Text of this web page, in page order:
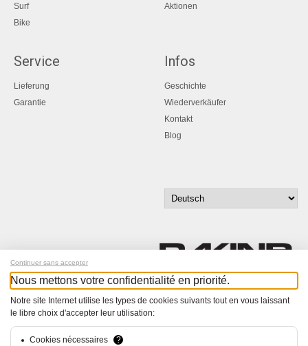
Surf
Bike
Aktionen
Service
Lieferung
Garantie
Infos
Geschichte
Wiederverkäufer
Kontakt
Blog
© Bucher+Walt 2011-2026
Continuer sans accepter
Nous mettons votre confidentialité en priorité.
Notre site Internet utilise les types de cookies suivants tout en vous laissant
le libre choix d'accepter leur utilisation:
Cookies nécessaires ?